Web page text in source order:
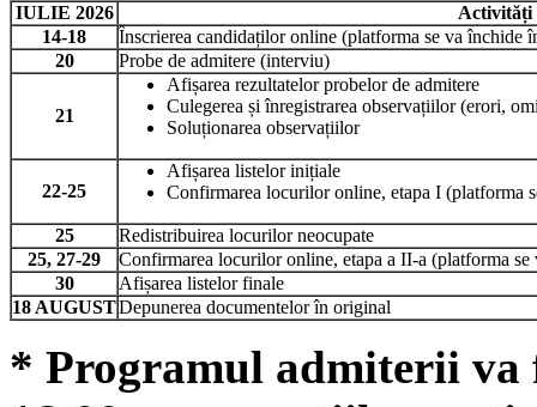
IULIE 2026
Activități
14-18
Înscrierea candidaților online (platforma se va închide
20
Probe de admitere (interviu)
21
Afișarea rezultatelor probelor de admitere
Culegerea și înregistrarea observațiilor (erori,
Soluționarea observațiilor
22-25
Afișarea listelor inițiale
Confirmarea locurilor online, etapa I (platforma
25
Redistribuirea locurilor neocupate
25, 27-29
Confirmarea locurilor online, etapa a II-a (platforma
30
Afișarea listelor finale
18 AUGUSTDepunerea documentelor în original
* Programul admiterii